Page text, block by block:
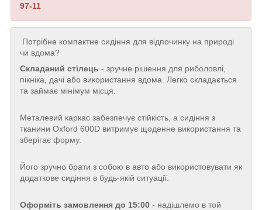
97-11
Потрібне компактне сидіння для відпочинку на природі
чи вдома?
Складаний стілець - зручне рішення для риболовлі,
пікніка, дачі або використання вдома. Легко складається
та займає мінімум місця.
Металевий каркас забезпечує стійкість, а сидіння з
тканини Oxford 600D витримує щоденне використання та
зберігає форму.
Його зручно брати з собою в авто або використовувати як
додаткове сидіння в будь-якій ситуації.
Оформіть замовлення до 15:00 - надішлемо в той